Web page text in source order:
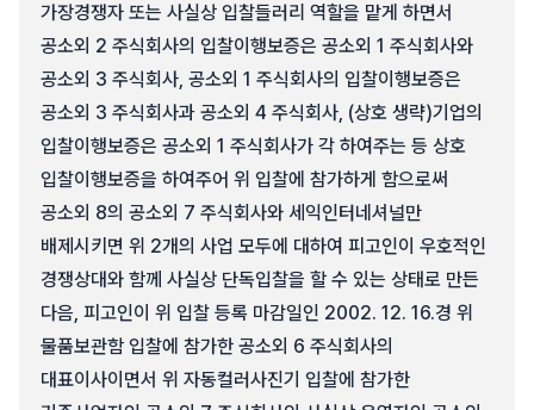
가장경쟁자 또는 사실상 입찰들러리 역할을 맡게 하면서
공소외 2 주식회사의 입찰이행보증은 공소외 1 주식회사와
공소외 3 주식회사, 공소외 1 주식회사의 입찰이행보증은
공소외 3 주식회사과 공소외 4 주식회사, (상호 생략)기업의
입찰이행보증은 공소외 1 주식회사가 각 하여주는 등 상호
입찰이행보증을 하여주어 위 입찰에 참가하게 함으로써
공소외 8의 공소외 7 주식회사와 세익인터네셔널만
배제시키면 위 2개의 사업 모두에 대하여 피고인이 우호적인
경쟁상대와 함께 사실상 단독입찰을 할 수 있는 상태로 만든
다음, 피고인이 위 입찰 등록 마감일인 2002. 12. 16.경 위
물품보관함 입찰에 참가한 공소외 6 주식회사의
대표이사이면서 위 자동컬러사진기 입찰에 참가한